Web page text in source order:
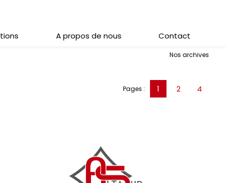
A propos de nous Contact
Nos archives
Pages : 1 2 4